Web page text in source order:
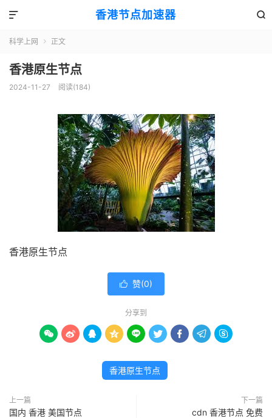
香港节点加速器 

科学上网  正文
香港原生节点
2024-11-27 阅读(184)
香港原生节点
 赞(0)
分享到
        
香港原生节点
上一篇
国内 香港 美国节点
下一篇
cdn 香港节点 免费